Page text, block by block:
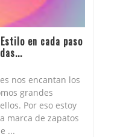
Estilo en cada paso
nos encantan los
grandes
Por eso estoy
marca de zapatos
...